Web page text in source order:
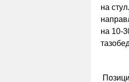
на
на 10-